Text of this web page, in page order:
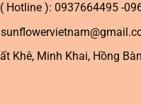
Hotline ): 0937664495 -
Khê, Minh Khai, Hồng